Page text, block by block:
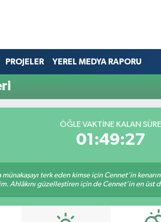
PROJELER YEREL MEDYA RAPORU
ÖĞLE VAKTİNE KALAN SÜRE
01:49:27
terk eden kimse için Cennet’in
Ahlâkını güzelleştiren için de Cennet’in en üst